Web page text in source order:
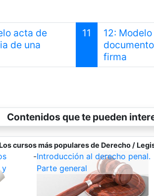
acta de
de una
11
12:
firma
Contenidos que te pueden
Los cursos más populares de Derecho /
y
-Introducción al derecho penal.
Parte general